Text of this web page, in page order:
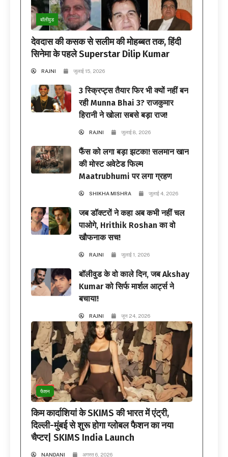
बॉलीवुड
देवदास की कसक से सलीम की मोहब्बत तक, हिंदी
सिनेमा के पहले Superstar Dilip Kumar
RAJNI जुलाई 15, 2026
3 स्क्रिप्ट्स तैयार फिर भी क्यों नहीं बन
रही Munna Bhai 3? राजकुमार
हिरानी ने खोला सबसे बड़ा राज!
RAJNI जुलाई 8, 2026
फैंस को लगा बड़ा झटका! सलमान खान
की मोस्ट अवेटेड फिल्म
Maatrubhumi पर लगा ग्रहण
SHIKHA MISHRA जुलाई 4, 2026
जब डॉक्टरों ने कहा अब कभी नहीं चल
पाओगे, Hrithik Roshan का वो
खौफनाक सच!
RAJNI जुलाई 1, 2026
बॉलीवुड के वो काले दिन, जब Akshay
Kumar को सिर्फ मार्शल आर्ट्स ने
बचाया!
RAJNI जून 24, 2026
फैशन
किम कार्दाशियां के SKIMS की भारत में एंट्री,
दिल्ली-मुंबई से शुरू होगा ग्लोबल फैशन का नया
चैप्टर| SKIMS India Launch
NANDANI अगस्त 6, 2026